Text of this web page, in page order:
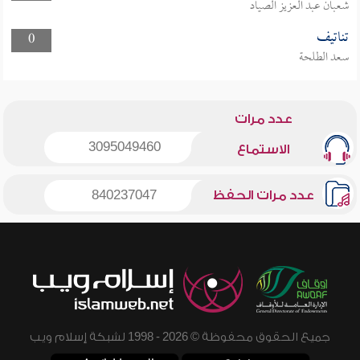
شعبان عبد العزيز الصياد
0
تناتيف
سعد الطلحة
عدد مرات
الاستماع 3095049460
عدد مرات الحفظ 840237047
جميع الحقوق محفوظة © 2026 - 1998 لشبكة إسلام ويب